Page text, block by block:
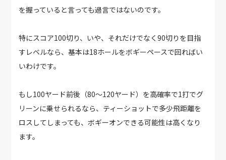
を握っていると言っても過言ではないのです。
特にスコア100切り、いや、それだけでなく90切りを目指
すレベルなら、基本は18ホールをボギーペースで回ればい
いわけです。
もし100ヤード前後（80～120ヤード）を高確率で1打でグ
リーンに乗せられるなら、ティーショットで多少飛距離を
ロスしてしまっても、ボギーオンできる可能性は高くなり
ます。